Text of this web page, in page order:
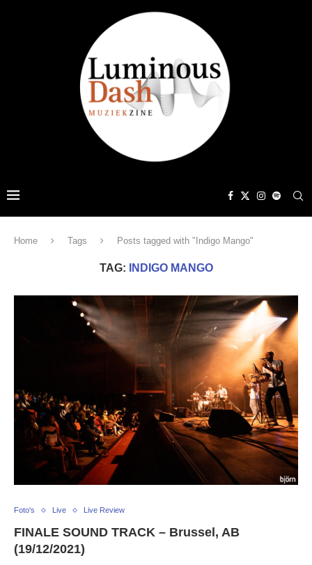
Home Tags Posts tagged with "Indigo Mango"
TAG: INDIGO MANGO
Foto's Live Live Review
FINALE SOUND TRACK – Brussel, AB
(19/12/2021)